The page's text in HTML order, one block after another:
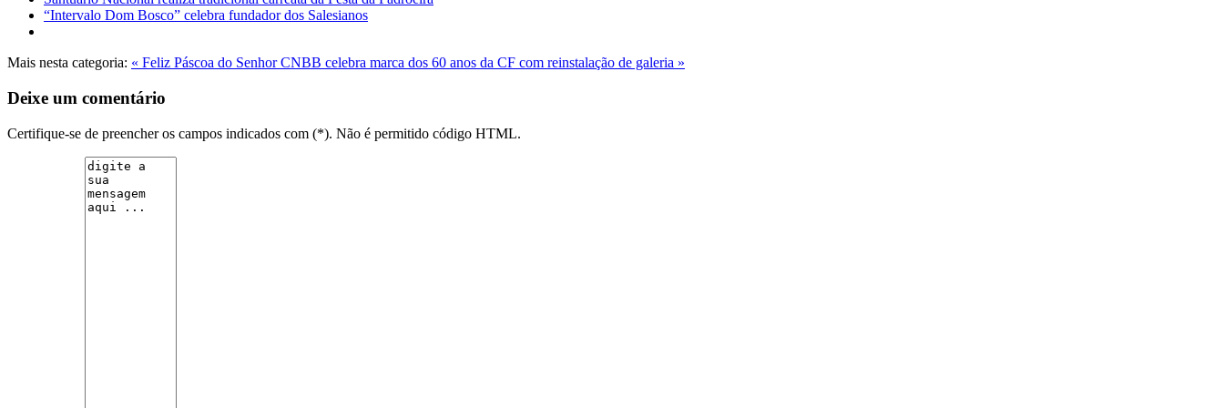
“Intervalo Dom Bosco” celebra fundador dos Salesianos
Mais nesta categoria: « Feliz Páscoa do SenhorCNBB celebra marca dos 60 anos da CF com reinstalação de galeria »
Deixe um comentário
Certifique-se de preencher os campos indicados com (*). Não é permitido código HTML.